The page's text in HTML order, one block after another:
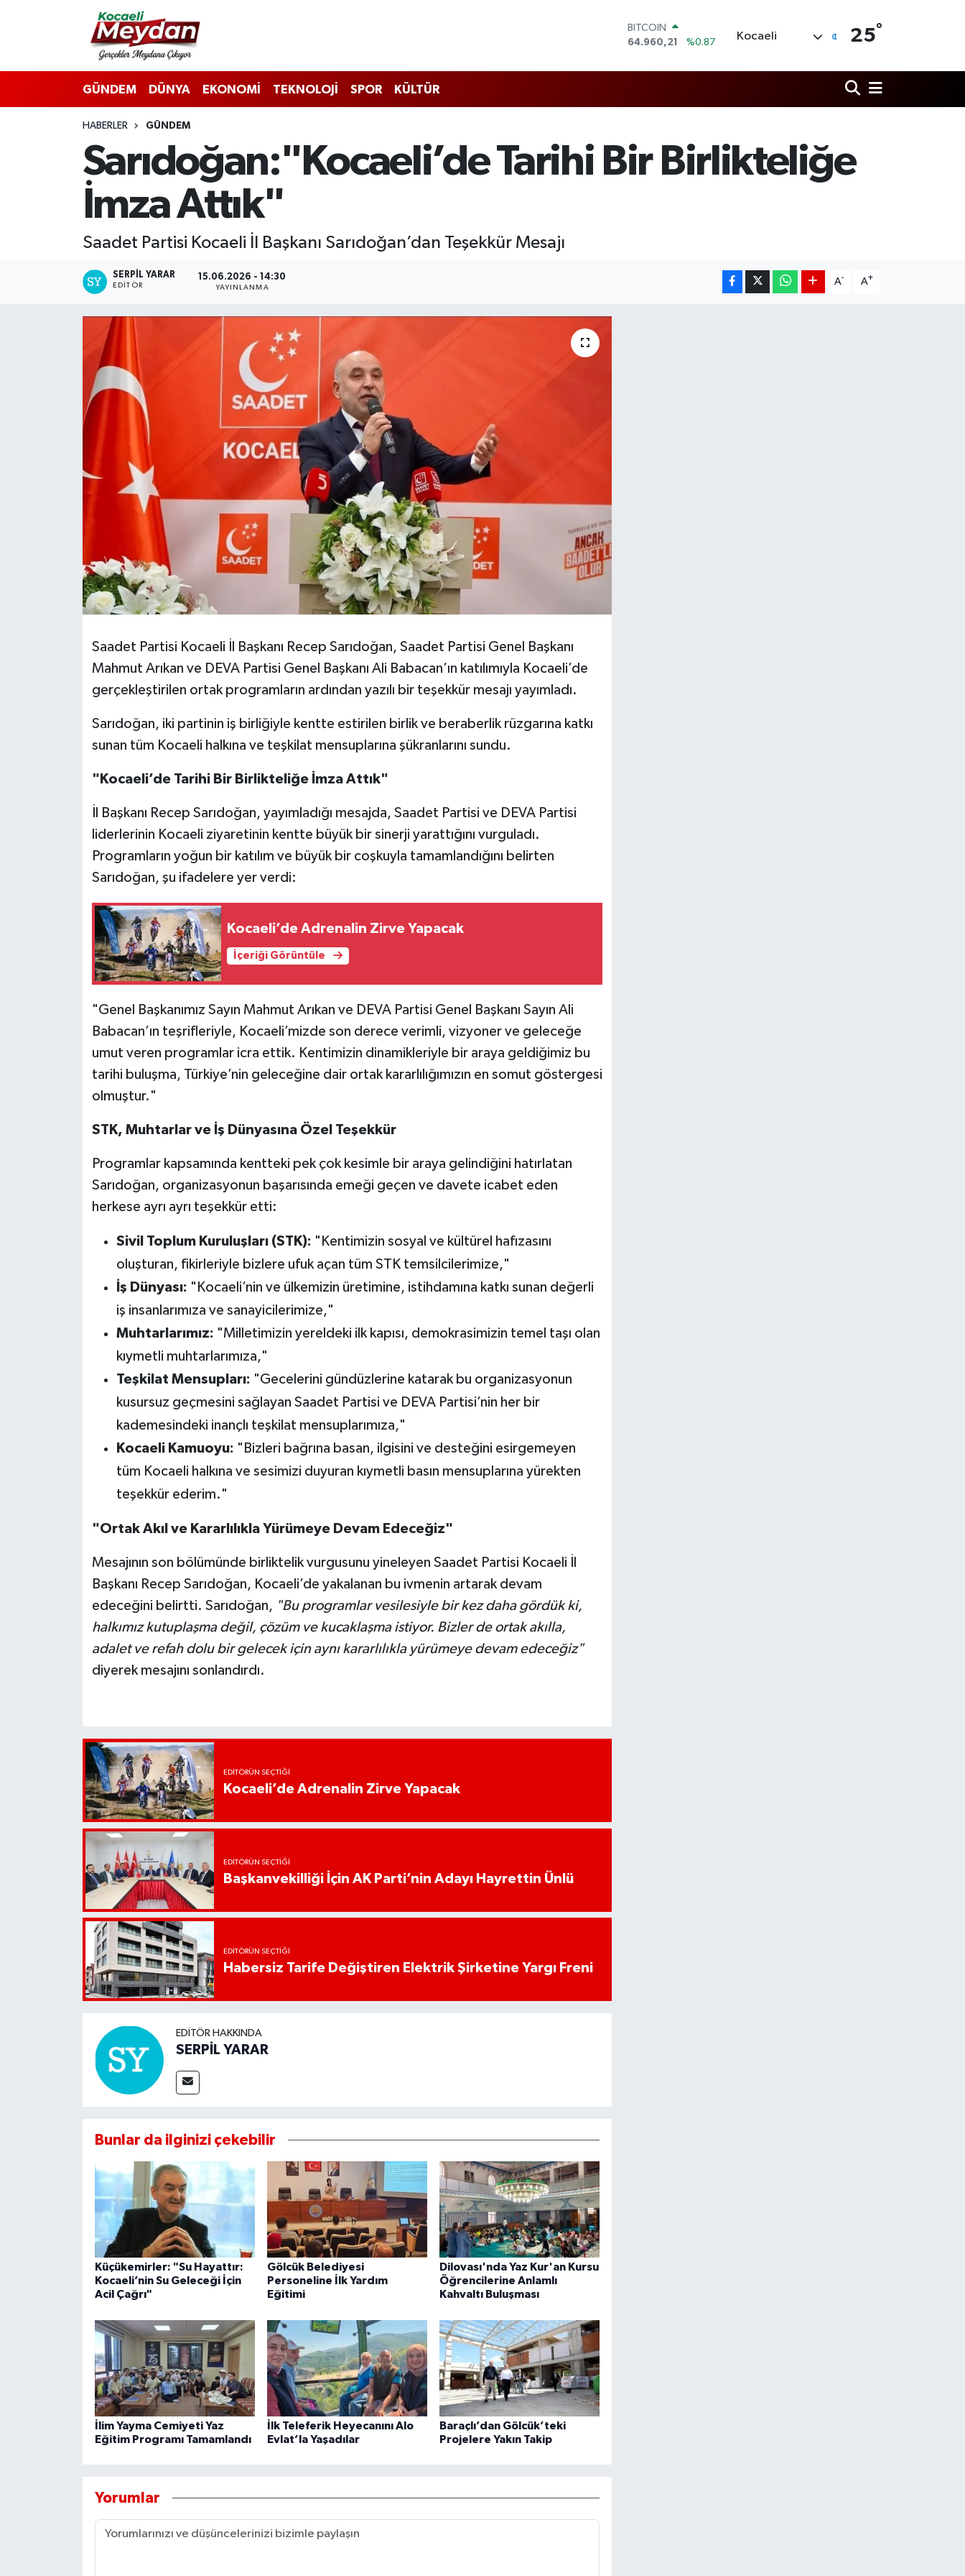
DOLAR
47,7436
%0.18
55,2510
%0.32
BİST100
13.773
%-19
BITCOIN
Kocaeli 25°
GÜNDEM DÜNYA EKONOMİ TEKNOLOJİ SPOR KÜLTÜR
HABERLER GÜNDEM
Sarıdoğan:"Kocaeli’de Tarihi Bir Birlikteliğe
İmza Attık"
Saadet Partisi Kocaeli İl Başkanı Sarıdoğan’dan Teşekkür Mesajı
SERPİL YARAR
EDITÖR
15.06.2026 - 14:30
YAYINLANMA
A- A+
Saadet Partisi Kocaeli İl Başkanı Recep Sarıdoğan, Saadet Partisi Genel Başkanı
Mahmut Arıkan ve DEVA Partisi Genel Başkanı Ali Babacan’ın katılımıyla Kocaeli’de
gerçekleştirilen ortak programların ardından yazılı bir teşekkür mesajı yayımladı.
Sarıdoğan, iki partinin iş birliğiyle kentte estirilen birlik ve beraberlik rüzgarına katkı
sunan tüm Kocaeli halkına ve teşkilat mensuplarına şükranlarını sundu.
"Kocaeli’de Tarihi Bir Birlikteliğe İmza Attık"
İl Başkanı Recep Sarıdoğan, yayımladığı mesajda, Saadet Partisi ve DEVA Partisi
liderlerinin Kocaeli ziyaretinin kentte büyük bir sinerji yarattığını vurguladı.
Programların yoğun bir katılım ve büyük bir coşkuyla tamamlandığını belirten
Sarıdoğan, şu ifadelere yer verdi:
Kocaeli’de Adrenalin Zirve Yapacak
İçeriği Görüntüle
"Genel Başkanımız Sayın Mahmut Arıkan ve DEVA Partisi Genel Başkanı Sayın Ali
Babacan’ın teşrifleriyle, Kocaeli’mizde son derece verimli, vizyoner ve geleceğe
umut veren programlar icra ettik. Kentimizin dinamikleriyle bir araya geldiğimiz bu
tarihi buluşma, Türkiye’nin geleceğine dair ortak kararlılığımızın en somut göstergesi
olmuştur."
STK, Muhtarlar ve İş Dünyasına Özel Teşekkür
Programlar kapsamında kentteki pek çok kesimle bir araya gelindiğini hatırlatan
Sarıdoğan, organizasyonun başarısında emeği geçen ve davete icabet eden
herkese ayrı ayrı teşekkür etti:
Sivil Toplum Kuruluşları (STK): "Kentimizin sosyal ve kültürel hafızasını
oluşturan, fikirleriyle bizlere ufuk açan tüm STK temsilcilerimize,"
İş Dünyası: "Kocaeli’nin ve ülkemizin üretimine, istihdamına katkı sunan değerli
iş insanlarımıza ve sanayicilerimize,"
Muhtarlarımız: "Milletimizin yereldeki ilk kapısı, demokrasimizin temel taşı olan
kıymetli muhtarlarımıza,"
Teşkilat Mensupları: "Gecelerini gündüzlerine katarak bu organizasyonun
kusursuz geçmesini sağlayan Saadet Partisi ve DEVA Partisi’nin her bir
kademesindeki inançlı teşkilat mensuplarımıza,"
Kocaeli Kamuoyu: "Bizleri bağrına basan, ilgisini ve desteğini esirgemeyen
tüm Kocaeli halkına ve sesimizi duyuran kıymetli basın mensuplarına yürekten
teşekkür ederim."
"Ortak Akıl ve Kararlılıkla Yürümeye Devam Edeceğiz"
Mesajının son bölümünde birliktelik vurgusunu yineleyen Saadet Partisi Kocaeli İl
Başkanı Recep Sarıdoğan, Kocaeli’de yakalanan bu ivmenin artarak devam
edeceğini belirtti. Sarıdoğan, "Bu programlar vesilesiyle bir kez daha gördük ki,
halkımız kutuplaşma değil, çözüm ve kucaklaşma istiyor. Bizler de ortak akılla,
adalet ve refah dolu bir gelecek için aynı kararlılıkla yürümeye devam edeceğiz"
diyerek mesajını sonlandırdı.
EDITÖRÜN SEÇTIĞI
Kocaeli’de Adrenalin Zirve Yapacak
EDITÖRÜN SEÇTIĞI
Başkanvekilliği İçin AK Parti’nin Adayı Hayrettin Ünlü
EDITÖRÜN SEÇTIĞI
Habersiz Tarife Değiştiren Elektrik Şirketine Yargı Freni
EDITÖR HAKKINDA
SERPİL YARAR
Bunlar da ilginizi çekebilir
Küçükemirler: "Su Hayattır:
Kocaeli’nin Su Geleceği İçin
Acil Çağrı"
Gölcük Belediyesi
Personeline İlk Yardım
Eğitimi
Dilovası'nda Yaz Kur'an Kursu
Öğrencilerine Anlamlı
Kahvaltı Buluşması
İlim Yayma Cemiyeti Yaz
Eğitim Programı Tamamlandı
İlk Teleferik Heyecanını Alo
Evlat’la Yaşadılar
Baraçlı’dan Gölcük’teki
Projelere Yakın Takip
Yorumlar
Nöbetçi Eczaneler
Hava Durumu
Trafik Durumu
Süper Lig Puan Durumu ve Fikstür
Tüm Manşetler
Son Dakika Haberleri
Haber Arşivi